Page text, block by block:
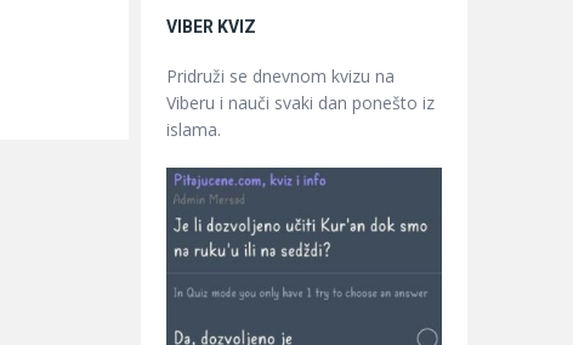
VIBER KVIZ
Pridruži se dnevnom kvizu na
Viberu i nauči svaki dan ponešto iz
islama.